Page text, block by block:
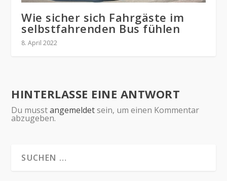
Wie sicher sich Fahrgäste im
selbstfahrenden Bus fühlen
8. April 2022
HINTERLASSE EINE ANTWORT
Du musstangemeldetsein, um einen Kommentar
abzugeben.